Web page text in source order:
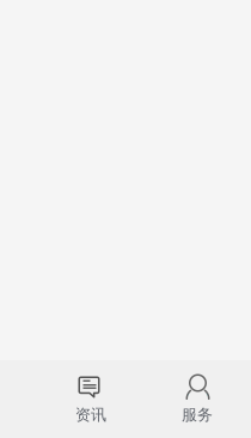
资讯 服务